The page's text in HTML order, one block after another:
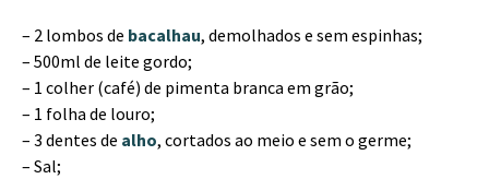
– 2 lombos de bacalhau, demolhados e sem espinhas;
– 500ml de leite gordo;
– 1 colher (café) de pimenta branca em grão;
– 1 folha de louro;
– 3 dentes de alho, cortados ao meio e sem o germe;
– Sal;